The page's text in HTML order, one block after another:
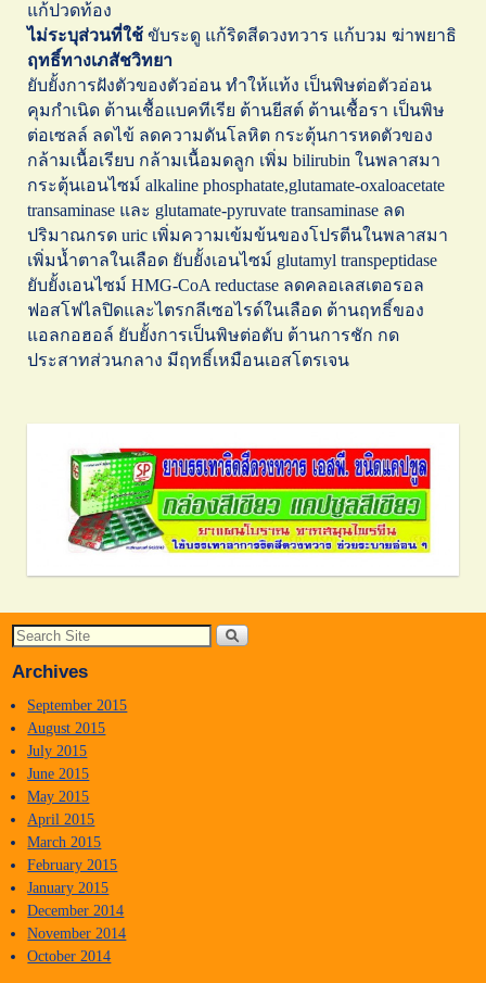
แก้ปวดท้อง
ไม่ระบุส่วนที่ใช้ ขับระดู แก้ริดสีดวงทวาร แก้บวม ฆ่าพยาธิ
ฤทธิ์ทางเภสัชวิทยา
ยับยั้งการฝังตัวของตัวอ่อน ทำให้แท้ง เป็นพิษต่อตัวอ่อน
คุมกำเนิด ต้านเชื้อแบคทีเรีย ต้านยีสต์ ต้านเชื้อรา เป็นพิษ
ต่อเซลล์ ลดไข้ ลดความดันโลหิต กระตุ้นการหดตัวของ
กล้ามเนื้อเรียบ กล้ามเนื้อมดลูก เพิ่ม bilirubin ในพลาสมา
กระตุ้นเอนไซม์ alkaline phosphatate,glutamate-oxaloacetate
transaminase และ glutamate-pyruvate transaminase ลด
ปริมาณกรด uric เพิ่มความเข้มข้นของโปรตีนในพลาสมา
เพิ่มน้ำตาลในเลือด ยับยั้งเอนไซม์ glutamyl transpeptidase
ยับยั้งเอนไซม์ HMG-CoA reductase ลดคลอเลสเตอรอล
ฟอสโฟไลปิดและไตรกลีเซอไรด์ในเลือด ต้านฤทธิ์ของ
แอลกอฮอล์ ยับยั้งการเป็นพิษต่อตับ ต้านการชัก กด
ประสาทส่วนกลาง มีฤทธิ์เหมือนเอสโตรเจน
Archives
September 2015
August 2015
July 2015
June 2015
May 2015
April 2015
March 2015
February 2015
January 2015
December 2014
November 2014
October 2014